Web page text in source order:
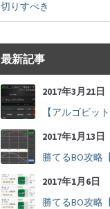
切りすべき
最新記事
2017年3月21日
2017年1月13日
2017年1月6日